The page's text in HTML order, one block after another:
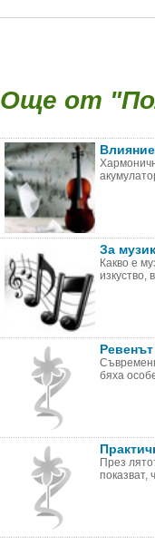
Още от
За
Какво е
изкуство,
бяха
През
показват,